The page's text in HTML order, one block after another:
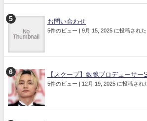
お問い合わせ
5件のビュー | 9月 15, 2025 に投稿された
【スクープ】敏腕プロデューサー
5件のビュー | 12月 19, 2025 に投稿され